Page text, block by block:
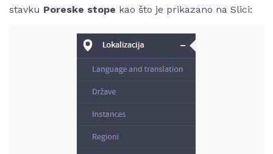
stavku Poreske stope kao što je prikazano na Slici: